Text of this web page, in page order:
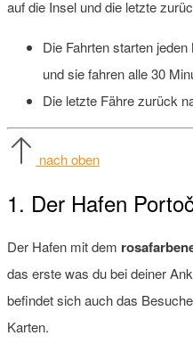
auf die Insel und die letzte
Die Fahrten starten
und sie fahren alle 30
Die letzte Fähre zurück
nach oben
1. Der Hafen
Der Hafen mit dem
das erste was du bei deiner
befindet sich auch das
Karten.